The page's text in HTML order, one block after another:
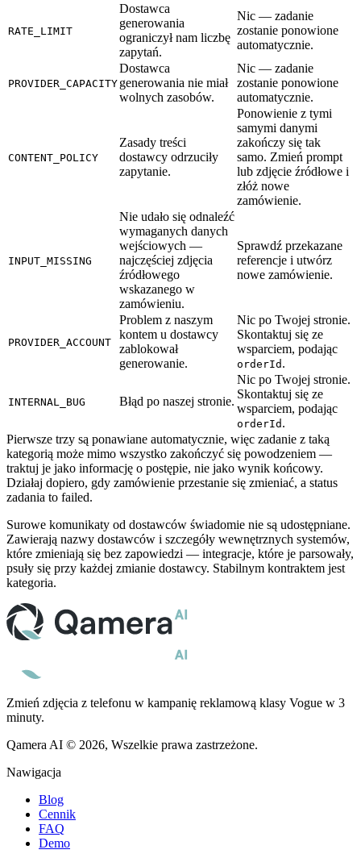
RATE_LIMIT
Dostawca
generowania
ograniczył nam liczbę
zapytań.
Nic — zadanie
zostanie ponowione
automatycznie.
PROVIDER_CAPACITY
Dostawca
generowania nie miał
wolnych zasobów.
Nic — zadanie
zostanie ponowione
automatycznie.
CONTENT_POLICY
Zasady treści
dostawcy odrzuciły
zapytanie.
Ponowienie z tymi
samymi danymi
zakończy się tak
samo. Zmień prompt
lub zdjęcie źródłowe i
złóż nowe
zamówienie.
INPUT_MISSING
Nie udało się odnaleźć
wymaganych danych
wejściowych —
najczęściej zdjęcia
źródłowego
wskazanego w
zamówieniu.
Sprawdź przekazane
referencje i utwórz
nowe zamówienie.
PROVIDER_ACCOUNT
Problem z naszym
kontem u dostawcy
zablokował
generowanie.
Nic po Twojej stronie.
Skontaktuj się ze
wsparciem, podając
orderId .
INTERNAL_BUG Błąd po naszej stronie.
Nic po Twojej stronie.
Skontaktuj się ze
wsparciem, podając
orderId .
Pierwsze trzy są ponawiane automatycznie, więc zadanie z taką
kategorią może mimo wszystko zakończyć się powodzeniem —
traktuj je jako informację o postępie, nie jako wynik końcowy.
Działaj dopiero, gdy zamówienie przestanie się zmieniać, a status
zadania to failed.
Surowe komunikaty od dostawców świadomie nie są udostępniane.
Zawierają nazwy dostawców i szczegóły wewnętrznych systemów,
które zmieniają się bez zapowiedzi — integracje, które je parsowały,
psuły się przy każdej zmianie dostawcy. Stabilnym kontraktem jest
kategoria.
Zmień zdjęcia z telefonu w kampanię reklamową klasy Vogue w 3
minuty.
Qamera AI © 2026, Wszelkie prawa zastrzeżone.
Nawigacja
Blog
Cennik
FAQ
Demo